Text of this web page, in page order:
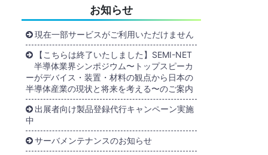
お知らせ
現在一部サービスがご利用いただけません
【こちらは終了いたしました】SEMI-NET
半導体業界シンポジウム〜トップスピーカ
ーがデバイス・装置・材料の観点から日本の
半導体産業の現状と将来を考える〜のご案内
出展者向け製品登録代行キャンペーン実施
中
サーバメンテナンスのお知らせ